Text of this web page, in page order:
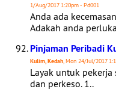
1/Aug/2017 1:20pm - Pd001
Anda ada
Adakah anda
Pinjaman Peribadi
Kulim, Kedah, Mon 24/Jul/2017
Layak untuk pekerja
dan perkeso. 1..